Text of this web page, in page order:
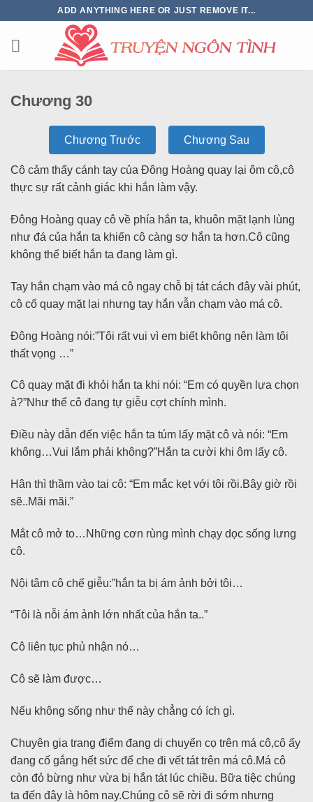
ADD ANYTHING HERE OR JUST REMOVE IT...
Chương 30
Chương Trước Chương Sau
Cô cảm thấy cánh tay của Đông Hoàng quay lại ôm cô,cô
thực sự rất cảnh giác khi hắn làm vậy.
Đông Hoàng quay cô về phía hắn ta, khuôn mặt lạnh lùng
như đá của hắn ta khiến cô càng sợ hắn ta hơn.Cô cũng
không thể biết hắn ta đang làm gì.
Tay hắn chạm vào má cô ngay chỗ bị tát cách đây vài phút,
cô cố quay mặt lại nhưng tay hắn vẫn chạm vào má cô.
Đông Hoàng nói:”Tôi rất vui vì em biết không nên làm tôi
thất vọng …”
Cô quay mặt đi khỏi hắn ta khi nói: “Em có quyền lựa chọn
à?”Như thể cô đang tự giễu cợt chính mình.
Điều này dẫn đến việc hắn ta túm lấy mặt cô và nói: “Em
không…Vui lắm phải không?”Hắn ta cười khi ôm lấy cô.
Hân thì thầm vào tai cô: “Em mắc kẹt với tôi rồi.Bây giờ rồi
sẽ..Mãi mãi.”
Mắt cô mở to…Những cơn rùng mình chạy dọc sống lưng
cô.
Nội tâm cô chế giễu:”hắn ta bị ám ảnh bởi tôi…
“Tôi là nỗi ám ảnh lớn nhất của hắn ta..”
Cô liên tục phủ nhận nó…
Cô sẽ làm được…
Nếu không sống như thế này chẳng có ích gì.
Chuyên gia trang điểm đang di chuyển cọ trên má cô,cô ấy
đang cố gắng hết sức để che đi vết tát trên má cô.Má cô
còn đỏ bừng như vừa bị hắn tát lúc chiều. Bữa tiệc chúng
ta đến đây là hôm nay.Chúng cô sẽ rời đi sớm nhưng